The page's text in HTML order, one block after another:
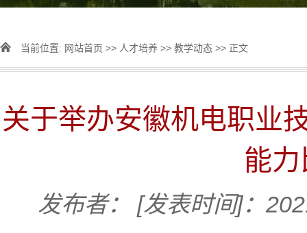
当前位置: 网站首页 >> 人才培养 >> 教学动态 >> 正文
关于举办安徽机电职业
能
发布者： [发表时间]：